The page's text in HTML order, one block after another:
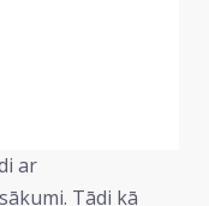
ar
Tādi kā